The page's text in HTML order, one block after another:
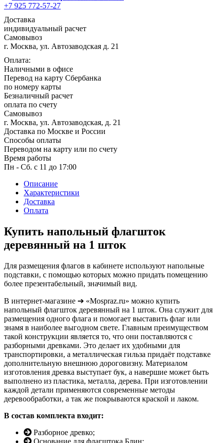
1 мая, праздник Весны и Труда
6 мая, День герба и флага города
Москвы
9 мая, День Победы
письменности и культуры
28 мая, День пограничника
1 июня, День защиты детей
8 июня, День социального работника
12 июня, День России
День медицинского работника
(третье воскресенье июня)
22 июня, День памяти и скорби
29 июня, День партизан и
подпольщиков
3 июля, День ГАИ (ГИБДД)
8 июля, День Семьи Любви и
Верности
День рыбака (второе воскресенье
День ВМФ (последнее воскресенье
июля)
28 июля, День Крещения Руси
2 августа, День ВДВ
+7 925 772-57-27
Доставка
индивидуальный расчет
Самовывоз
г. Москва, ул. Автозаводская д. 21
Оплата:
Наличными в офисе
Перевод на карту Сбербанка
по номеру карты
Безналичный расчет
оплата по счету
Самовывоз
г. Москва, ул. Автозаводская, д. 21
Доставка по Москве и России
Способы оплаты
Переводом на карту или по счету
Время работы
Пн - Сб. с 11 до 17:00
Описание
Характеристики
Доставка
Оплата
Купить напольный флагшток
деревянный на 1 шток
Для размещения флагов в кабинете используют напольные
подставки, с помощью которых можно придать помещению
более презентабельный, значимый вид.
В интернет-магазине ➔ «Mospraz.ru» можно купить
напольный флагшток деревянный на 1 шток. Она служит для
размещения одного флага и помогает выставить флаг или
знамя в наиболее выгодном свете. Главным преимуществом
такой конструкции является то, что они поставляются с
разборными древками. Это делает их удобными для
транспортировки, а металлическая гильза придаёт подставке
дополнительную внешнюю дороговизну. Материалом
изготовления древка выступает бук, а навершие может быть
выполнено из пластика, металла, дерева. При изготовлении
каждой детали применяются современные методы
деревообработки, а так же покрываются краской и лаком.
В состав комплекта входит:
Разборное древко;